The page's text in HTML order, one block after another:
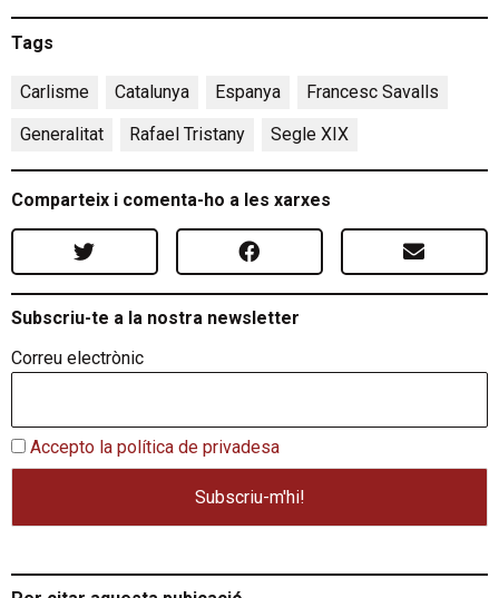
Tags
Carlisme Catalunya Espanya Francesc Savalls
Generalitat
Rafael Tristany Segle XIX
Comparteix i comenta-ho a les xarxes
Subscriu-te a la nostra newsletter
Correu electrònic
Accepto la política de privadesa